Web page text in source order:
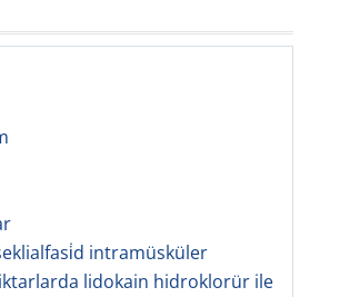
intramüsküler
lidokain hidroklorür ile